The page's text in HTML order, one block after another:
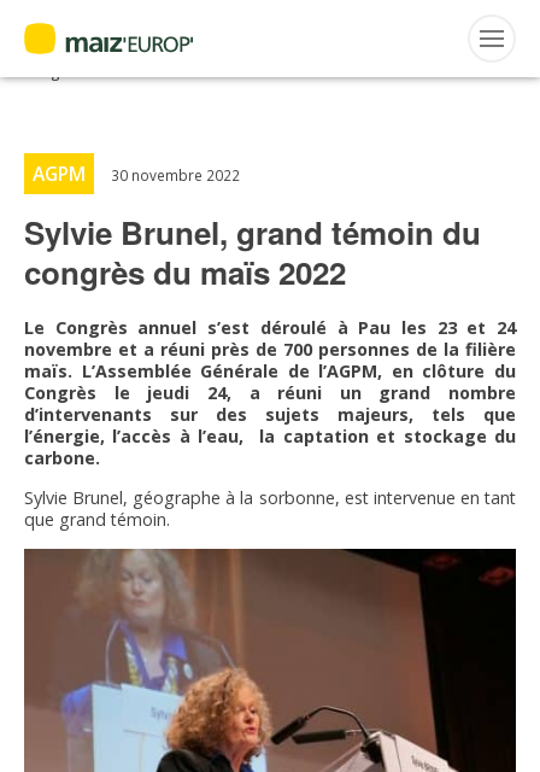
MAIZ’EUROP’
AGPM
CERTIFICATION CE2+
AGPM MAÏS DOUX
AGPM MAÏS SEMENCE
FNPSMS
CEPM
IRRIGANTS DE FRANCE
GERM-SERVICES
ACTUALITÉS
Accueil >Maiz'Europ'>
Sylvie Brunel, grand témoin du
AGPM 30 novembre 2022
Sylvie Brunel, grand témoin du
congrès du maïs 2022
Le Congrès annuel s’est déroulé à Pau les 23 et 24
novembre et a réuni près de 700 personnes de la filière
maïs. L’Assemblée Générale de l’AGPM, en clôture du
Congrès le jeudi 24, a réuni un grand nombre
d’intervenants sur des sujets majeurs, tels que
l’énergie, l’accès à l’eau, la captation et stockage du
carbone.
Sylvie Brunel, géographe à la sorbonne, est intervenue en tant
que grand témoin.